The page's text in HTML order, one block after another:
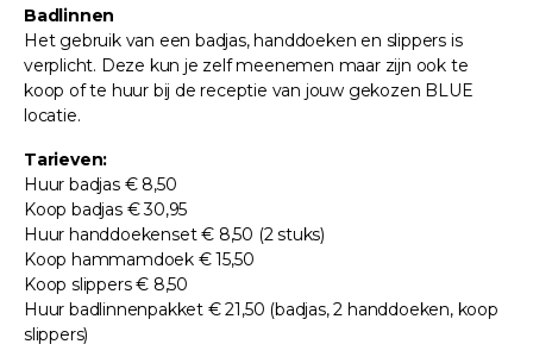
Badlinnen
Het gebruik van een badjas, handdoeken en slippers is
verplicht. Deze kun je zelf meenemen maar zijn ook te
koop of te huur bij de receptie van jouw gekozen BLUE
locatie.
Tarieven:
Huur badjas € 8,50
Koop badjas € 30,95
Huur handdoekenset € 8,50 (2 stuks)
Koop hammamdoek € 15,50
Koop slippers € 8,50
Huur badlinnenpakket € 21,50 (badjas, 2 handdoeken, koop
slippers)